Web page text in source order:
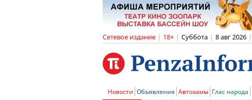
Сетевое издание | 18+ | Суббота | 8 авг 2026 |
Новости Объявления Автохамы Глас народа